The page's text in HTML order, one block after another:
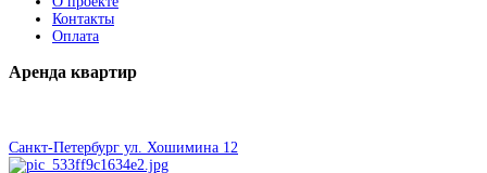
Контакты
Оплата
Аренда квартир
Санкт-Петербург ул. Хошимина 12